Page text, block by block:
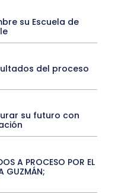
su Escuela de
del proceso
su futuro con
A PROCESO POR EL
GUZMÁN;